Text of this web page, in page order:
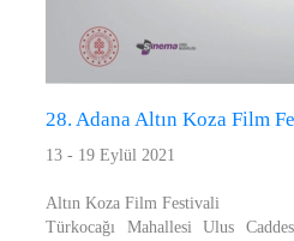
28. Adana Altın Koza Film
13 - 19 Eylül 2021
Altın Koza Film Festivali
Türkocağı Mahallesi Ulus